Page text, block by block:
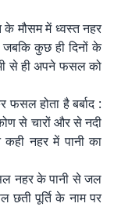
मौसम में ध्वस्त नहर
कुछ ही दिनों के
से ही अपने फसल को
होता है बर्बाद :
से चारों और से नदी
नहर में पानी का
नहर के पानी से जल
छती पूर्ति के नाम पर